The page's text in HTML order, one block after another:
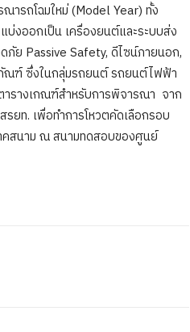
รถโฉมใหม่ (Model Year) ทั้ง
งออกเป็น เครื่องยนต์และระบบส่ง
ภัย Passive Safety, ดีไซน์ภายนอก,
ภัณฑ์ ซึ่งในกลุ่มรถยนต์ รถยนต์ไฟฟ้า
ารางเกณฑ์สำหรับการพิจารณา จาก
ยท. เพื่อทำการโหวตคัดเลือกรอบ
คสนาม ณ สนามทดสอบของศูนย์